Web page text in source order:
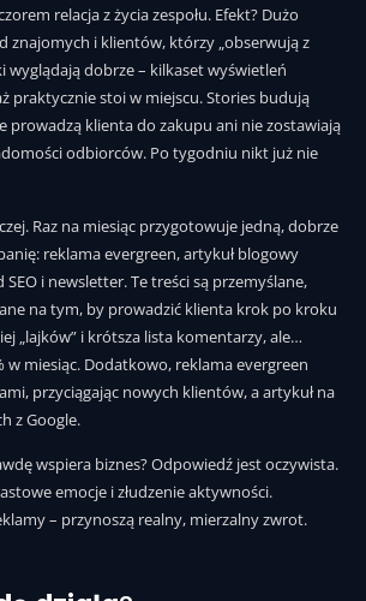
relacja z życia zespołu. Efekt? Dużo
znajomych i klientów, którzy „obserwują z
wyglądają dobrze – kilkaset wyświetleń
praktycznie stoi w miejscu. Stories budują
prowadzą klienta do zakupu ani nie zostawiają
odbiorców. Po tygodniu nikt już nie
Raz na miesiąc przygotowuje jedną, dobrze
reklama evergreen, artykuł blogowy
i newsletter. Te treści są przemyślane,
na tym, by prowadzić klienta krok po kroku
„lajków” i krótsza lista komentarzy, ale…
w miesiąc. Dodatkowo, reklama evergreen
przyciągając nowych klientów, a artykuł na
z Google.
wspiera biznes? Odpowiedź jest oczywista.
emocje i złudzenie aktywności.
– przynoszą realny, mierzalny zwrot.